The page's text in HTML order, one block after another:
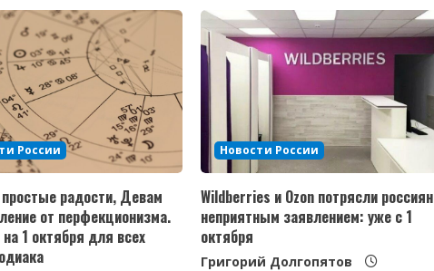
России
радости, Девам
от перфекционизма.
на 1 октября для всех
Новости России
Wildberries и Ozon потрясли россиян
неприятным заявлением: уже с 1
октября
Григорий Долгопятов